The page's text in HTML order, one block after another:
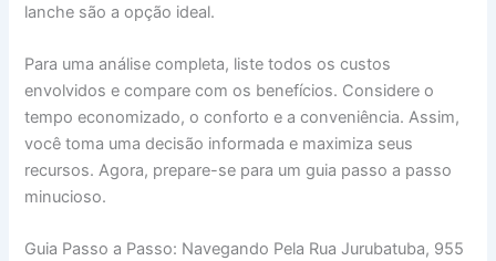
lanche são a opção ideal.
Para uma análise completa, liste todos os custos
envolvidos e compare com os benefícios. Considere o
tempo economizado, o conforto e a conveniência. Assim,
você toma uma decisão informada e maximiza seus
recursos. Agora, prepare-se para um guia passo a passo
minucioso.
Guia Passo a Passo: Navegando Pela Rua Jurubatuba, 955